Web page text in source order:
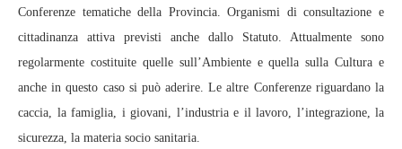
Conferenze tematiche della Provincia. Organismi di consultazione e
cittadinanza attiva previsti anche dallo Statuto. Attualmente sono
regolarmente costituite quelle sull’Ambiente e quella sulla Cultura e
anche in questo caso si può aderire. Le altre Conferenze riguardano la
caccia, la famiglia, i giovani, l’industria e il lavoro, l’integrazione, la
sicurezza, la materia socio sanitaria.